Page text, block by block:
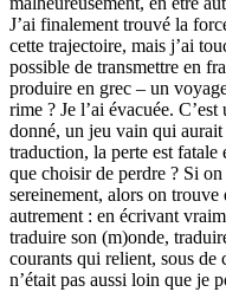
J’ai finalement trouvé la
cette trajectoire, mais j’ai
possible de transmettre en
produire en grec – un
rime ? Je l’ai évacuée.
donné, un jeu vain qui
traduction, la perte est fatale
que choisir de perdre ? Si
sereinement, alors on
autrement : en écrivant
traduire son (m)onde,
courants qui relient, sous de
n’était pas aussi loin que je